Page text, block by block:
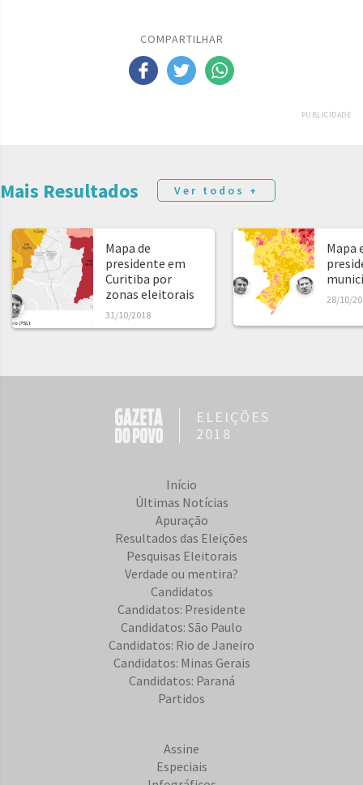
COMPARTILHAR
PUBLICIDADE
Mais Resultados Ver todos +
Mapa de
presidente em
Curitiba por
zonas eleitorais
31/10/2018
Mapa
28/10/
ELEIÇÕES
2018
Início
Últimas Notícias
Apuração
Resultados das Eleições
Pesquisas Eleitorais
Verdade ou mentira?
Candidatos
Candidatos: Presidente
Candidatos: São Paulo
Candidatos: Rio de Janeiro
Candidatos: Minas Gerais
Candidatos: Paraná
Partidos
Assine
Especiais